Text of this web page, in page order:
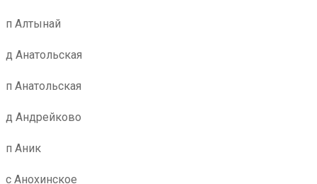
п Алтынай
д Анатольская
п Анатольская
д Андрейково
п Аник
с Анохинское